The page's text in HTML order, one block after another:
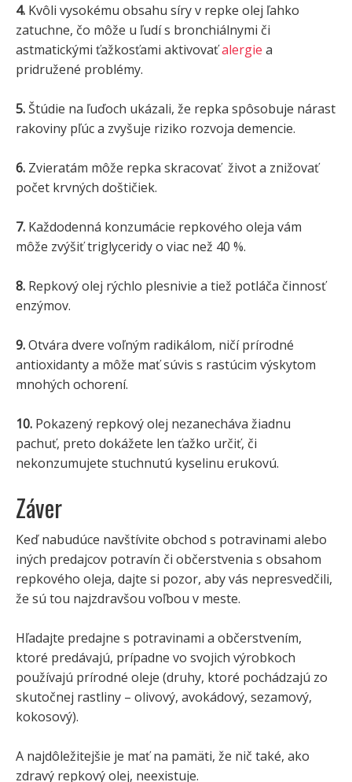
4. Kvôli vysokému obsahu síry v repke olej ľahko
zatuchne, čo môže u ľudí s bronchiálnymi či
astmatickými ťažkosťami aktivovaťalergie a
pridružené problémy.
5. Štúdie na ľuďoch ukázali, že repka spôsobuje nárast
rakoviny pľúc a zvyšuje riziko rozvoja demencie.
6. Zvieratám môže repka skracovať život a znižovať
počet krvných doštičiek.
7. Každodenná konzumácie repkového oleja vám
môže zvýšiť triglyceridy o viac než 40 %.
8. Repkový olej rýchlo plesnivie a tiež potláča činnosť
enzýmov.
9.Otvára dvere voľným radikálom, ničí prírodné
antioxidanty a môže mať súvis s rastúcim výskytom
mnohých ochorení.
10. Pokazený repkový olej nezanecháva žiadnu
pachuť, preto dokážete len ťažko určiť, či
nekonzumujete stuchnutú kyselinu erukovú.
Záver
Keď nabudúce navštívite obchod s potravinami alebo
iných predajcov potravín či občerstvenia s obsahom
repkového oleja, dajte si pozor, aby vás nepresvedčili,
že sú tou najzdravšou voľbou v meste.
Hľadajte predajne s potravinami a občerstvením,
ktoré predávajú, prípadne vo svojich výrobkoch
používajú prírodné oleje (druhy, ktoré pochádzajú zo
skutočnej rastliny – olivový, avokádový, sezamový,
kokosový).
A najdôležitejšie je mať na pamäti, že nič také, ako
zdravý repkový olej, neexistuje.